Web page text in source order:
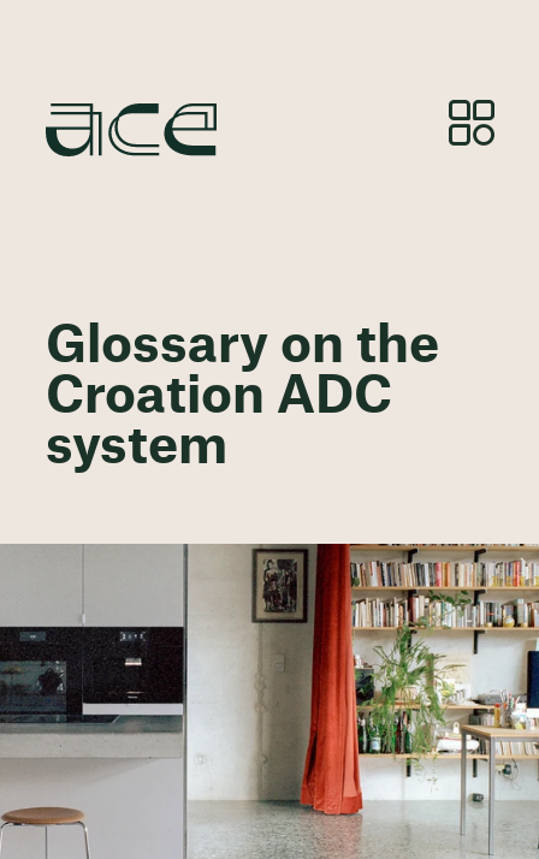
Glossary on the
Croation ADC
system